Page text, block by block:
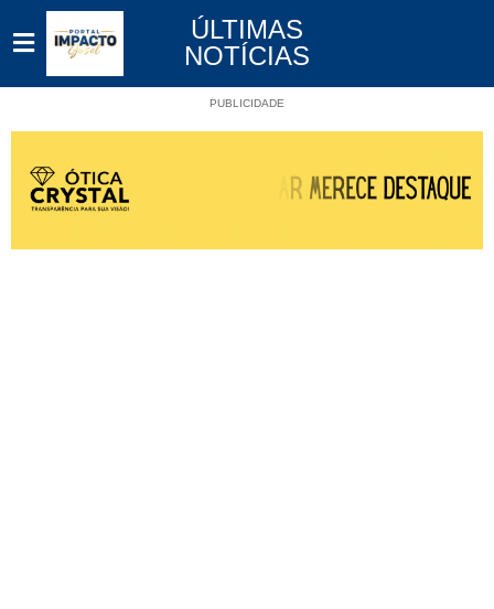
ÚLTIMAS
NOTÍCIAS
PUBLICIDADE